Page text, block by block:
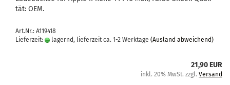
tät: OEM.
Art.Nr.: A119418
Lieferzeit:
lagernd, lieferzeit ca. 1-2 Werktage (Ausland abweichend)
21,90 EUR
inkl. 20% MwSt. zzgl. Versand